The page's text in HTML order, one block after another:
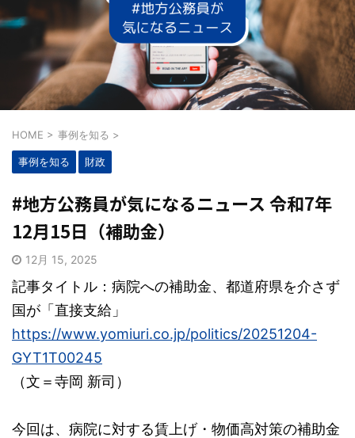
HOME > 事例を知る >
事例を知る 財政
#地方公務員が気になるニュース 令和7年
12月15日（補助金）
12月 15, 2025
記事タイトル：病院への補助金、都道府県を介さず
国が「直接支給」
https://www.yomiuri.co.jp/politics/20251204-
GYT1T00245
（文＝寺岡 新司）
今回は、病院に対する賃上げ・物価高対策の補助金